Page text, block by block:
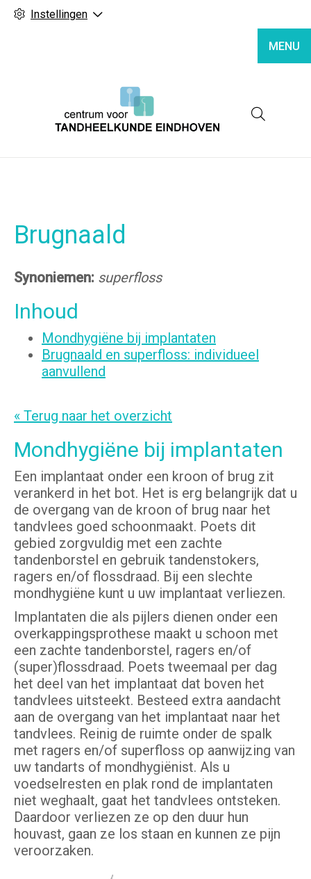
Instellingen
MENU
Brugnaald
Synoniemen: superfloss
Inhoud
Mondhygiëne bij implantaten
Brugnaald en superfloss: individueel
aanvullend
« Terug naar het overzicht
Mondhygiëne bij implantaten
Een implantaat onder een kroon of brug zit
verankerd in het bot. Het is erg belangrijk dat u
de overgang van de kroon of brug naar het
tandvlees goed schoonmaakt. Poets dit
gebied zorgvuldig met een zachte
tandenborstel en gebruik tandenstokers,
ragers en/of flossdraad. Bij een slechte
mondhygiëne kunt u uw implantaat verliezen.
Implantaten die als pijlers dienen onder een
overkappingsprothese maakt u schoon met
een zachte tandenborstel, ragers en/of
(super)flossdraad. Poets tweemaal per dag
het deel van het implantaat dat boven het
tandvlees uitsteekt. Besteed extra aandacht
aan de overgang van het implantaat naar het
tandvlees. Reinig de ruimte onder de spalk
met ragers en/of superfloss op aanwijzing van
uw tandarts of mondhygiënist. Als u
voedselresten en plak rond de implantaten
niet weghaalt, gaat het tandvlees ontsteken.
Daardoor verliezen ze op den duur hun
houvast, gaan ze los staan en kunnen ze pijn
veroorzaken.